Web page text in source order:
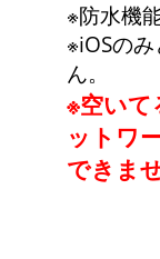
※防水機
※iOSの
ん。
※空い
ットワ
できま